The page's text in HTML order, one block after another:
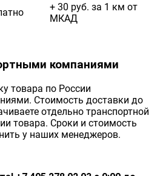
+ 30 руб. за 1 км от
МКАД
компаниями
товара по России
Стоимость доставки до
отдельно транспортной
товара. Сроки и стоимость
у наших менеджеров.